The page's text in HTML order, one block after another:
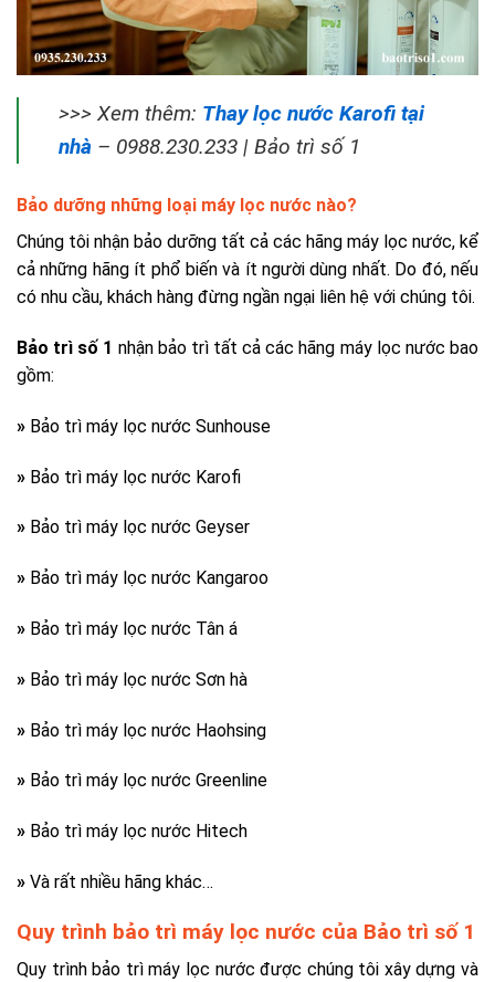
>>> Xem thêm: Thay lọc nước Karofi tại
nhà – 0988.230.233 | Bảo trì số 1
Bảo dưỡng những loại máy lọc nước nào?
Chúng tôi nhận bảo dưỡng tất cả các hãng máy lọc nước, kể
cả những hãng ít phổ biến và ít người dùng nhất. Do đó, nếu
có nhu cầu, khách hàng đừng ngần ngại liên hệ với chúng tôi.
Bảo trì số 1 nhận bảo trì tất cả các hãng máy lọc nước bao
gồm:
» Bảo trì máy lọc nước Sunhouse
» Bảo trì máy lọc nước Karofi
» Bảo trì máy lọc nước Geyser
» Bảo trì máy lọc nước Kangaroo
» Bảo trì máy lọc nước Tân á
» Bảo trì máy lọc nước Sơn hà
» Bảo trì máy lọc nước Haohsing
» Bảo trì máy lọc nước Greenline
» Bảo trì máy lọc nước Hitech
» Và rất nhiều hãng khác…
Quy trình bảo trì máy lọc nước của Bảo trì số 1
Quy trình bảo trì máy lọc nước được chúng tôi xây dựng và